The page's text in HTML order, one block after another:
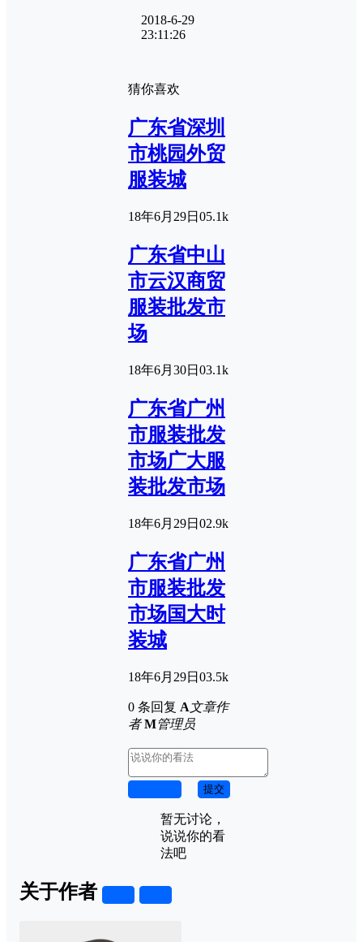
2018-6-29
23:11:26
猜你喜欢
广东省深圳
市桃园外贸
服装城
18年6月29日 05.1k
广东省中山
市云汉商贸
服装批发市
场
18年6月30日 03.1k
广东省广州
市服装批发
市场广大服
装批发市场
18年6月29日 02.9k
广东省广州
市服装批发
市场国大时
装城
18年6月29日 03.5k
0 条回复 A文章作
者 M管理员
提交
暂无讨论，
说说你的看
法吧
关于作者